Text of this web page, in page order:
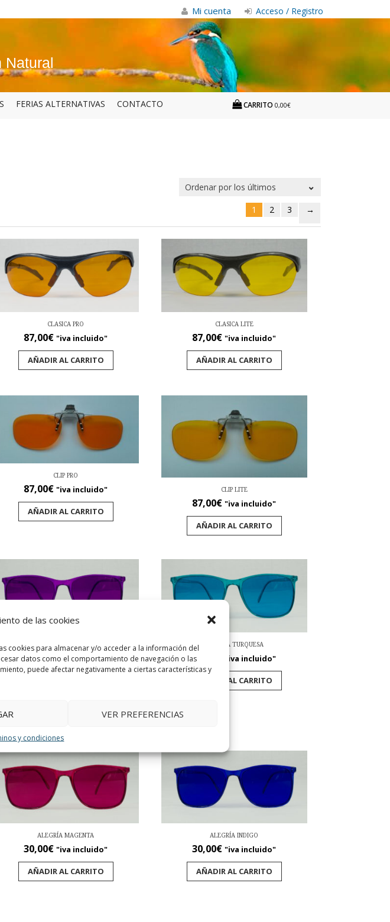
de las cookies
cookies para almacenar y/o acceder a la información del
datos como el comportamiento de navegación o las
puede afectar negativamente a ciertas características y
VER PREFERENCIAS
y condiciones
Mi cuenta Acceso / Registro
Natural
FERIAS ALTERNATIVAS CONTACTO CARRITO 0,00€
CLASICA PRO
87,00€ "iva incluido"
AÑADIR AL CARRITO
CLASICA LITE
87,00€ "iva incluido"
AÑADIR AL CARRITO
CLIP PRO
87,00€ "iva incluido"
AÑADIR AL CARRITO
CLIP LITE
87,00€ "iva incluido"
AÑADIR AL CARRITO
ALEGRÍA VIOLETA
30,00€ "iva incluido"
ALEGRÍA TURQUESA
30,00 "iva incluido"
AÑADIR AL CARRITO
ALEGRÍA MAGENTA
30,00€ "iva incluido"
AÑADIR AL CARRITO
ALEGRÍA INDIGO
30,00€ "iva incluido"
AÑADIR AL CARRITO
1 2 3 →